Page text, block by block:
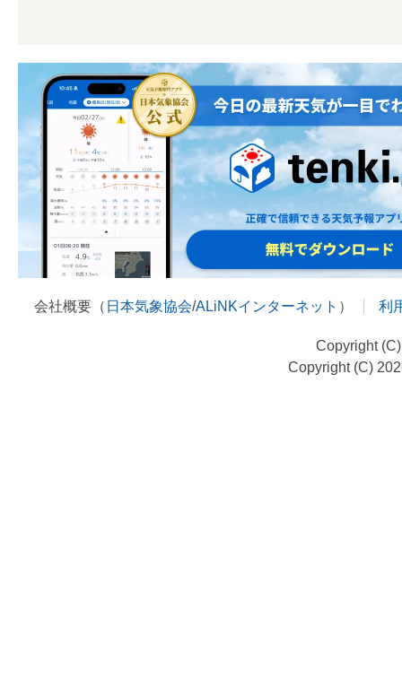
会社概要（ 日本気象協会/ALiNKインターネット ） 利
Copyright
Copyright (C)